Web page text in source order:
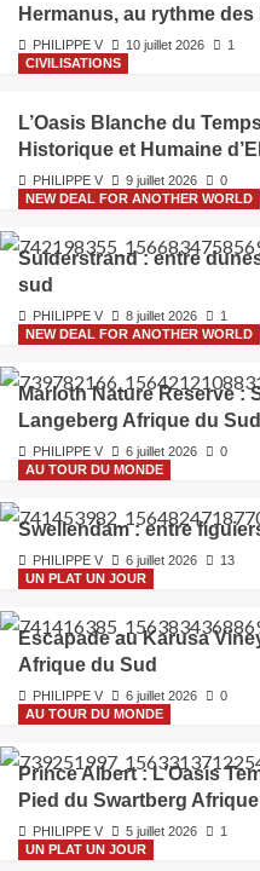
Hermanus, au rythme
PHILIPPE V 10 juillet 2026
1
CIVILISATIONS
L’Oasis Blanche du
Historique et Humaine
PHILIPPE V 9 juillet 2026
0
NEW DEAL FOR ANOTHER WORLD
Suiderstrand : entre
sud
PHILIPPE V 8 juillet 2026
1
NEW DEAL FOR ANOTHER WORLD
Marloth Nature Reserve :
Langeberg Afrique du Sud
PHILIPPE V 6 juillet 2026
0
AU TOUR DU MONDE
Swellendam : entre
PHILIPPE V 6 juillet 2026
13
UN PLAT UN JOUR
Escapade au Karusa
Afrique du Sud
PHILIPPE V 6 juillet 2026
0
AU TOUR DU MONDE
Prince Albert : L’Oasis
Pied du Swartberg
PHILIPPE V 5 juillet 2026
1
UN PLAT UN JOUR